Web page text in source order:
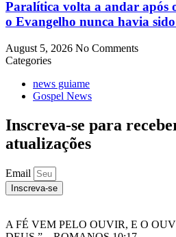
Paralítica volta a andar após
o Evangelho nunca havia
August 5, 2026 No Comments
Categories
news guiame
Gospel News
Inscreva-se para
atualizações
Email
Inscreva-se
A FÉ VEM PELO OUVIR, E O